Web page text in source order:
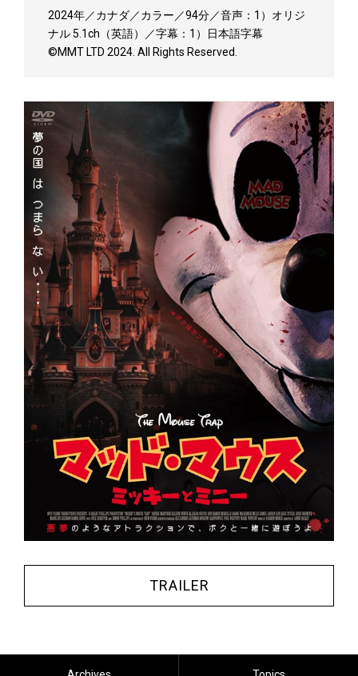
2024年／カナダ／カラー／94分／音声：1）オリジ
ナル 5.1ch（英語）／字幕：1）日本語字幕
©MMT LTD 2024. All Rights Reserved.
TRAILER